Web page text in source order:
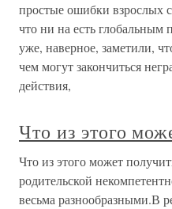
простые ошибки взрослых
что ни на есть
уже, наверное, заметили,
чем могут закончиться
действия,
Что из этого
Что из этого может
родительской
весьма разнообразными.В